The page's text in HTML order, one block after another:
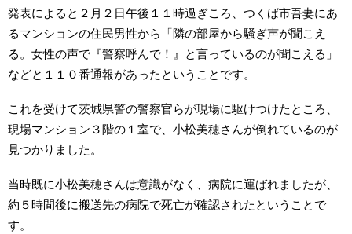
発表によると２月２日午後１１時過ぎころ、つくば市吾妻にあ
るマンションの住民男性から「隣の部屋から騒ぎ声が聞こえ
る。女性の声で『警察呼んで！』と言っているのが聞こえる」
などと１１０番通報があったということです。
これを受けて茨城県警の警察官らが現場に駆けつけたところ、
現場マンション３階の１室で、小松美穂さんが倒れているのが
見つかりました。
当時既に小松美穂さんは意識がなく、病院に運ばれましたが、
約５時間後に搬送先の病院で死亡が確認されたということで
す。